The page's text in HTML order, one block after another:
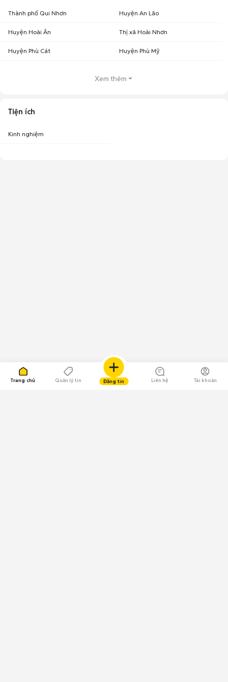
Trang chủ Quản lý tin Đăng tin Liên hệ Tài khoản
Thành phố Qui Nhơn Huyện An Lão
Huyện Hoài Ân Thị xã Hoài Nhơn
Huyện Phù Cát Huyện Phù Mỹ
Xem thêm
Tiện ích
Kinh nghiệm